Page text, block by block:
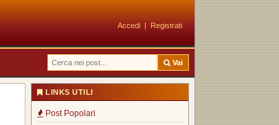
Accedi | Registrati
Vai
LINKS UTILI
Post Popolari